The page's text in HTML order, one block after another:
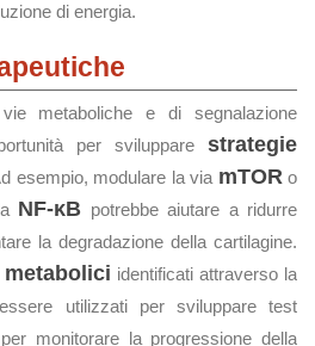
di energia.
metaboliche e di segnalazione
per sviluppare strategie
esempio, modulare la via mTOR o
NF-κB potrebbe aiutare a ridurre
la degradazione della cartilagine.
identificati attraverso la
utilizzati per sviluppare test
monitorare la progressione della